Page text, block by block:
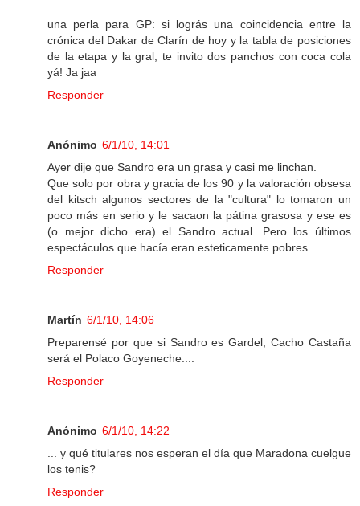
una perla para GP: si lográs una coincidencia entre la
crónica del Dakar de Clarín de hoy y la tabla de posiciones
de la etapa y la gral, te invito dos panchos con coca cola
yá! Ja jaa
Responder
Anónimo 6/1/10, 14:01
Ayer dije que Sandro era un grasa y casi me linchan.
Que solo por obra y gracia de los 90 y la valoración obsesa
del kitsch algunos sectores de la "cultura" lo tomaron un
poco más en serio y le sacaon la pátina grasosa y ese es
(o mejor dicho era) el Sandro actual. Pero los últimos
espectáculos que hacía eran esteticamente pobres
Responder
Martín 6/1/10, 14:06
Preparensé por que si Sandro es Gardel, Cacho Castaña
será el Polaco Goyeneche....
Responder
Anónimo 6/1/10, 14:22
... y qué titulares nos esperan el día que Maradona cuelgue
los tenis?
Responder